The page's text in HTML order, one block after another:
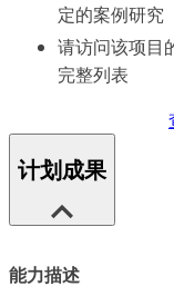
定的案例研究
请访问该项目
完整列表
计划成果
能力描述